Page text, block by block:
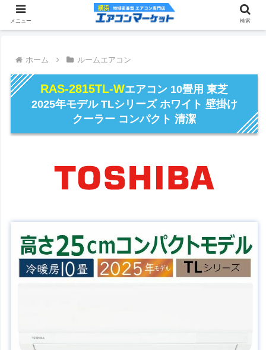
ホーム ルームエアコン
RAS-2815TL-Wエアコン 10畳用 東芝
2025年モデル TLシリーズ ホワイト 壁掛け
クーラー コンパクト 清潔
メニュー 検索